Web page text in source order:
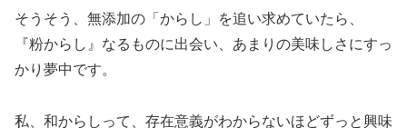
そうそう、無添加の「からし」を追い求めていたら、
『粉からし』なるものに出会い、あまりの美味しさにすっ
かり夢中です。
私、和からしって、存在意義がわからないほどずっと興味